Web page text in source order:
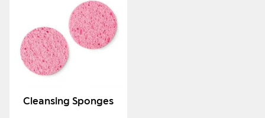
Cleansing Sponges